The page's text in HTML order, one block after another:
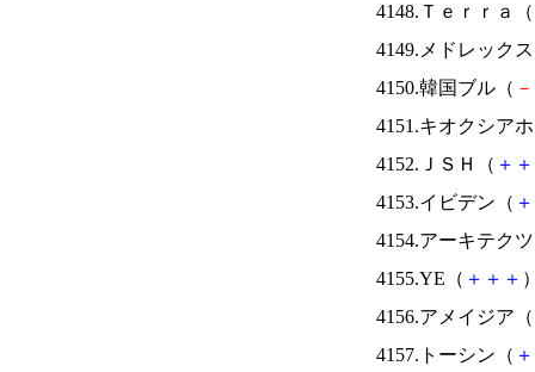
4148.Ｔｅｒｒａ（
4149.メドレック
4150.韓国ブル（ －
4151.キオクシア
4152.ＪＳＨ（ ＋ ＋
4153.イビデン（ ＋
4154.アーキテク
4155.YE（ ＋ ＋ ＋
4156.アメイジア（
4157.トーシン（ ＋